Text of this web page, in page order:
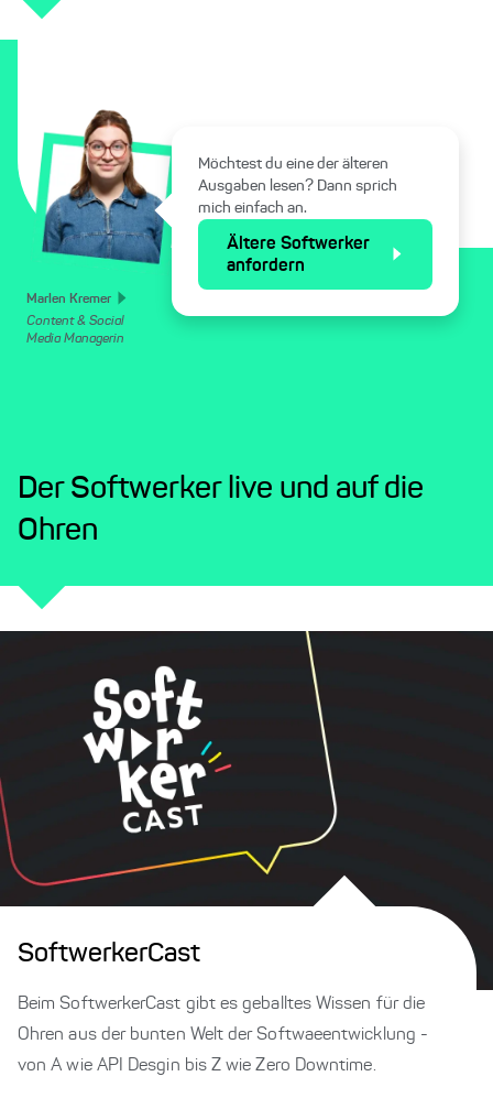
Marlen Kremer
Content & Social
Media Managerin
Möchtest du eine der älteren
Ausgaben lesen? Dann sprich
mich einfach an.
Ältere Softwerker
anfordern
Der Softwerker live und auf die
Ohren
SoftwerkerCast
Beim SoftwerkerCast gibt es geballtes Wissen für die
Ohren aus der bunten Welt der Softwaeentwicklung -
von A wie API Desgin bis Z wie Zero Downtime.